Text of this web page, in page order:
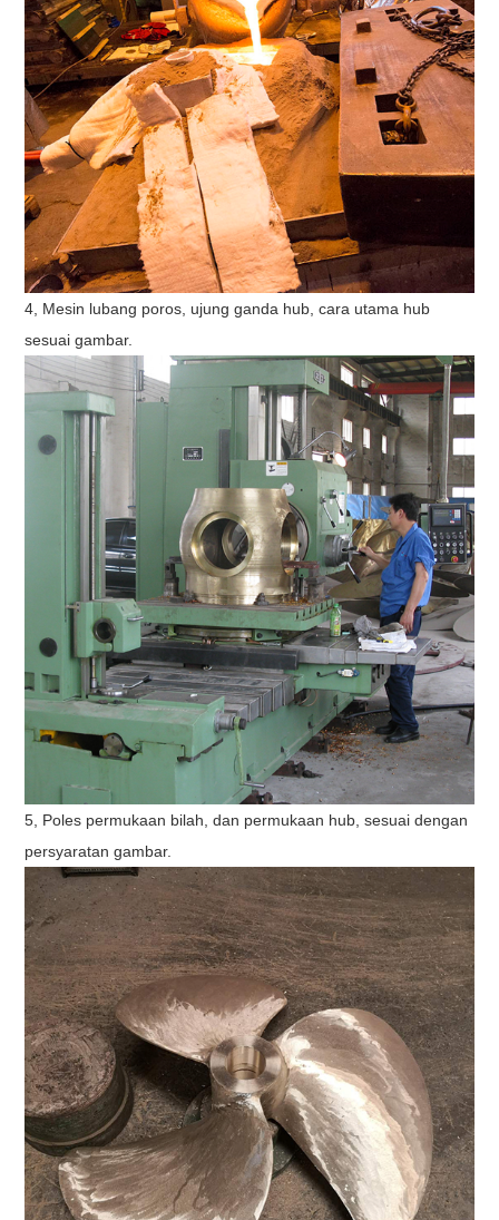
4, Mesin lubang poros, ujung ganda hub, cara utama hub
sesuai gambar.
5, Poles permukaan bilah, dan permukaan hub, sesuai dengan
persyaratan gambar.